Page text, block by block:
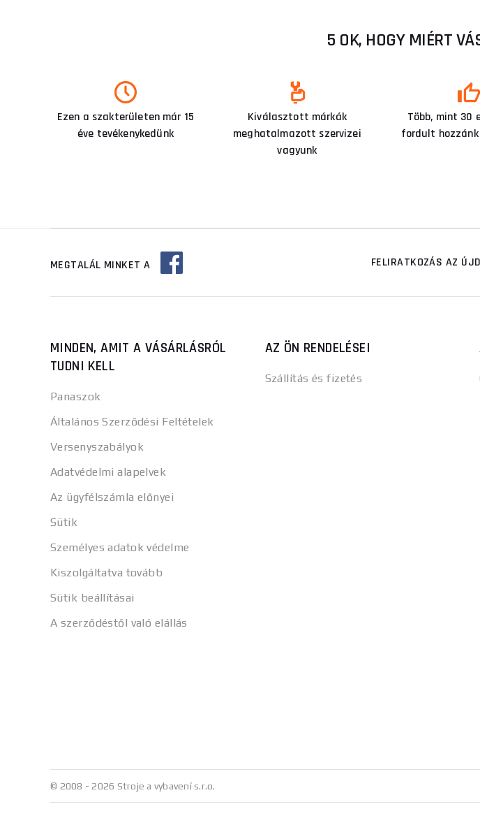
5 OK, HOGY MIÉRT
Ezen a szakterületen már 15
éve tevékenykedünk
Kiválasztott márkák
meghatalmazott szervizei
vagyunk
Több, mint 30
fordult
MEGTALÁL MINKET A FELIRATKOZÁS AZ
MINDEN, AMIT A VÁSÁRLÁSRÓL
TUDNI KELL
Panaszok
Általános Szerződési Feltételek
Versenyszabályok
Adatvédelmi alapelvek
Az ügyfélszámla előnyei
Sütik
Személyes adatok védelme
Kiszolgáltatva tovább
Sütik beállításai
A szerződéstől való elállás
AZ ÖN RENDELÉSEI
Szállítás és fizetés
© 2008 - 2026 Stroje a vybavení s.r.o.